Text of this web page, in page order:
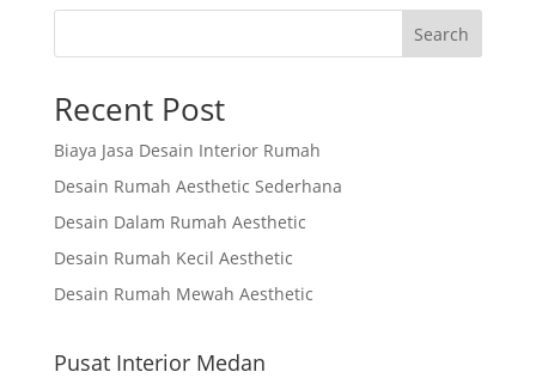
Search
Recent Post
Biaya Jasa Desain Interior Rumah
Desain Rumah Aesthetic Sederhana
Desain Dalam Rumah Aesthetic
Desain Rumah Kecil Aesthetic
Desain Rumah Mewah Aesthetic
Pusat Interior Medan